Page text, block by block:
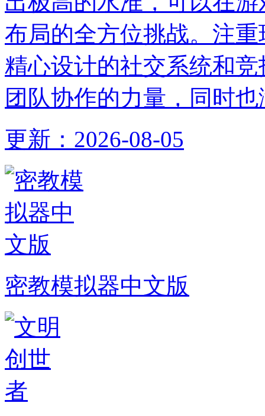
布局的全方位挑战。注
精心设计的社交系统和
团队协作的力量，同时
更新： 2026-08-05
密教模拟器中文版